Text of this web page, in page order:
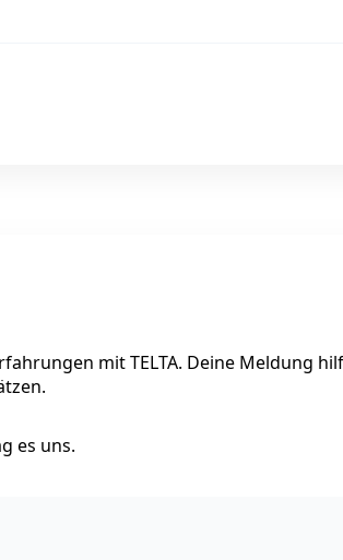
mit TELTA. Deine Meldung
es uns.